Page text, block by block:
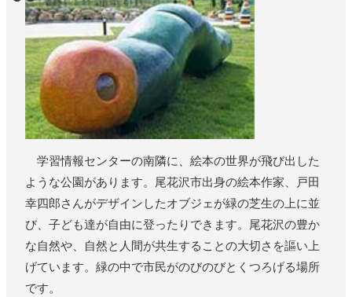
学習情報センターの南隣に、絵本の世界が飛び出した
ような公園があります。尾花沢市出身の絵本作家、戸田
幸四郎さんがデザインしたオブジェが緑の芝生の上に並
び、子ども達が自由に登ったりできます。尾花沢の豊か
な自然や、自然と人間が共生することの大切さを謳い上
げています。緑の中で市民がのびのびとくつろげる場所
です。